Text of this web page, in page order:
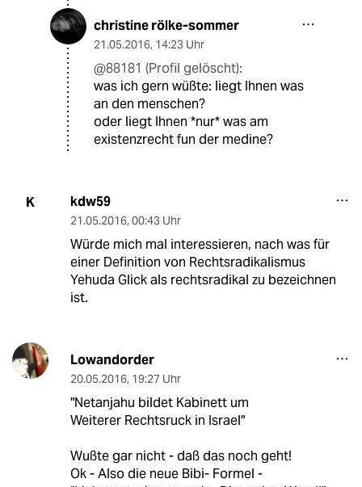
christine rölke-sommer
21.05.2016, 14:23 Uhr
@88181 (Profil gelöscht):
was ich gern wüßte: liegt Ihnen was
an den menschen?
oder liegt Ihnen *nur* was am
existenzrecht fun der medine?
K kdw59
21.05.2016, 00:43 Uhr
Würde mich mal interessieren, nach was für
einer Definition von Rechtsradikalismus
Yehuda Glick als rechtsradikal zu bezeichnen
ist.
Lowandorder
20.05.2016, 19:27 Uhr
"Netanjahu bildet Kabinett um
Weiterer Rechtsruck in Israel"
Wußte gar nicht - daß das noch geht!
Ok - Also die neue Bibi- Formel -